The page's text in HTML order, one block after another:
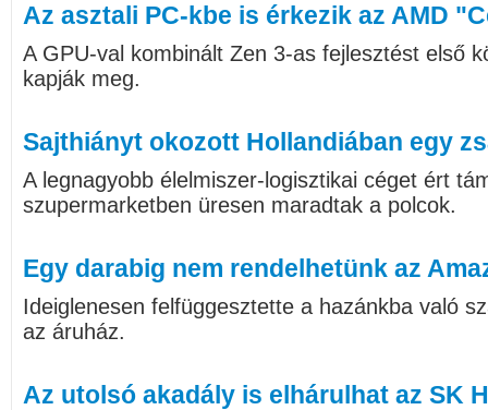
Az asztali PC-kbe is érkezik az AMD
A GPU-val kombinált Zen 3-as fejlesztést első
kapják meg.
Sajthiányt okozott Hollandiában egy
A legnagyobb élelmiszer-logisztikai céget ért
szupermarketben üresen maradtak a polcok.
Egy darabig nem rendelhetünk az
Ideiglenesen felfüggesztette a hazánkba való
az áruház.
Az utolsó akadály is elhárulhat az SK